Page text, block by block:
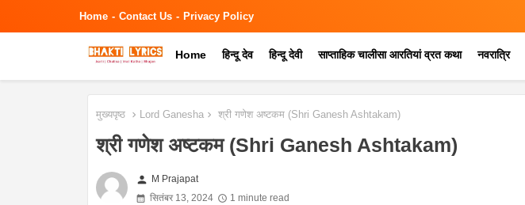
Home Contact Us Privacy Policy
Home हिन्दू देव हिन्दू देवी साप्ताहिक चालीसा आरतियां व्रत कथा नवरात्रि
मुख्यपृष्ठ Lord Ganesha श्री गणेश अष्टकम (Shri Ganesh Ashtakam)
श्री गणेश अष्टकम (Shri Ganesh Ashtakam)
person M Prajapat
सितंबर 13, 2024
1 minute read